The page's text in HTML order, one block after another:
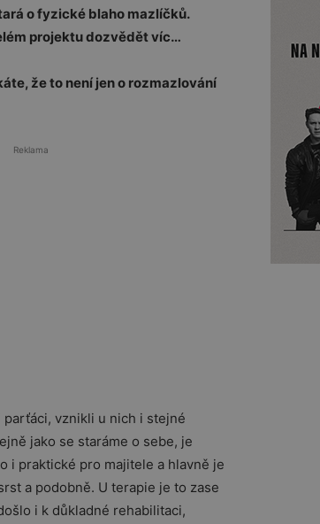
o fyzické blaho mazlíčků.
projektu dozvědět víc…
že to není jen o rozmazlování
Reklama
vznikli u nich i stejné
jako se staráme o sebe, je
i praktické pro majitele a hlavně je
a podobně. U terapie je to zase
i k důkladné rehabilitaci,